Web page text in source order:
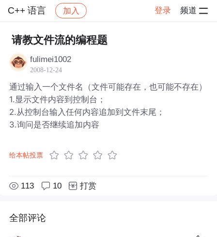
C++ 语言 加入 登录 频道
社区 C++ 语言 帖子详情
请教文件流的编程题
fulimei1002
2008-12-24
通过输入一个文件名（文件可能存在，也可能不存在）
1.显示文件内容到控制台；
2.从控制台输入任何内容追加到文件末尾；
3.询问是否继续追加内容
给本帖投票
113 10 打赏
全部评论